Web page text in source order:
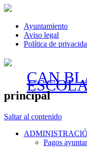
Ayuntamiento
Aviso legal
Política de
CAN
principal
Saltar al contenido
Pagos